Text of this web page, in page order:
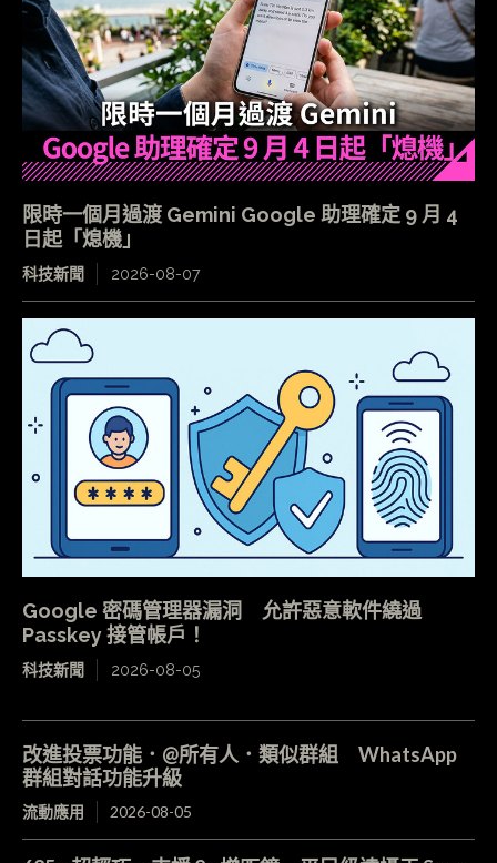
限時一個月過渡 Gemini Google 助理確定 9 月 4
日起「熄機」
科技新聞 2026-08-07
Google 密碼管理器漏洞 允許惡意軟件繞過
Passkey 接管帳戶！
科技新聞 2026-08-05
改進投票功能．@所有人．類似群組 WhatsApp
群組對話功能升級
流動應用 2026-08-05